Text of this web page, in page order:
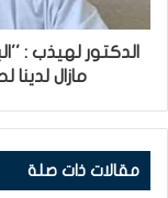
الدكتور لهيذب :
مازال
مقالات ذات صلة